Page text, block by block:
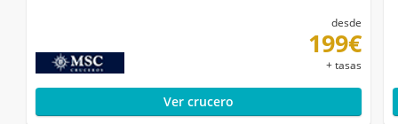
desde
199€
+ tasas
Ver crucero